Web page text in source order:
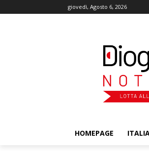
giovedì, Agosto 6, 2026
HOMEPAGE